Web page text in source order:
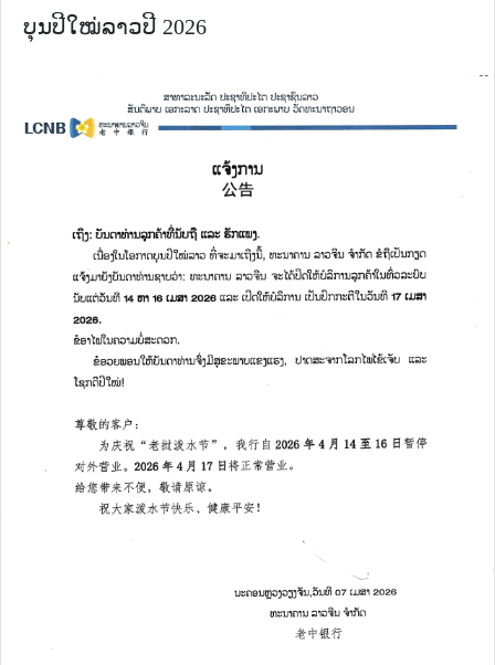
ບຸນປີໃໝ່ລາວປີ 2026